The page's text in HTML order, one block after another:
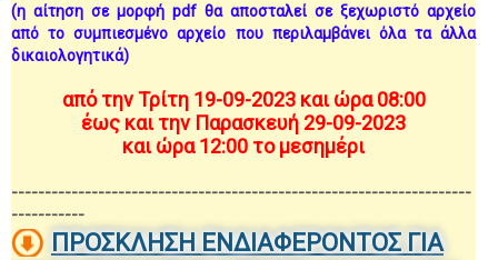
(η αίτηση σε μορφή pdf θα αποσταλεί σε ξεχωριστό αρχείο
από το συμπιεσμένο αρχείο που περιλαμβάνει όλα τα άλλα
δικαιολογητικά)
από την Τρίτη 19-09-2023 και ώρα 08:00
έως και την Παρασκευή 29-09-2023
και ώρα 12:00 το μεσημέρι
---------------------------------------------------------------------
-----------
ΠΡΟΣΚΛΗΣΗ ΕΝΔΙΑΦΕΡΟΝΤΟΣ ΓΙΑ